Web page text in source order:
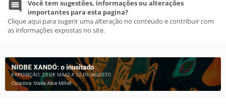
Você tem sugestões, informações ou alterações
importantes para esta pagina?
Clique aqui para sugerir uma alteração no conteudo e contribuir com
as informações expostas no site.